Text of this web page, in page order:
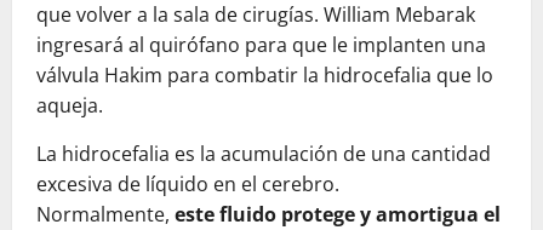
que volver a la sala de cirugías. William Mebarak
ingresará al quirófano para que le implanten una
válvula Hakim para combatir la hidrocefalia que lo
aqueja.
La hidrocefalia es la acumulación de una cantidad
excesiva de líquido en el cerebro.
Normalmente, este fluido protege y amortigua el